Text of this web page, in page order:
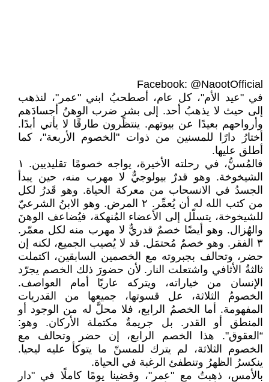
Facebook: @NaootOfficial
في "عيد الأم"، كل عام، أصطحبُ ابني "عمر"، لنذهب
إلى حيث لا يذهبُ أحد. إلى بشرٍ ضرب الوهنُ أجسادَهم
وأرواحهم بعيدًا عن بيوتهم. ينتظرون طارقًا لا يأتي أبدًا.
أختارُ دارًا للمسنين من ذوات "الخصوم الأربعة"، كما
أطلق عليها.
فالمُسنُّ، في رحلته الأخيرة، يواجه خصومًا تقليديين. ١
الشيخوخة. وهو قدرٌ بيولوجيٌّ لا مهرب منه، حين يبدأ
الجسدُ في الانسحاب من معركة الحياة. وهو قَدرُ لكل
من كتب الله له أن يُعمِّر. ٢ المرض. وهو الابنُ الشرعيّ
للشيخوخة، يتسلّل إلى الأعضاء المُنهكة، فيُضاعف الوهنَ
والهُزال. وهو أيضًا خصمٌ قدريٌّ لا مهرب منه لكل معمّر.
٣ الفقر. وهو خصمٌ مُحتمَل. قد لا يُصيب الجميع، لكنه إن
حضر، وتحالف بجبروته مع الخصمين السابقين، اكتملت
ثالثةُ الأثافي واشتعلت النار. لأن حضورَ ذلك الخصم يجرّد
الإنسان من خياراته، ويتركه عاريًا أمام العواصف.
الخصومُ الثلاثة، عل قسوتها، جميعها من القدريات
المفهومة. أما الخصمُ الرابع، فلا محلَّ له من الوجود أو
المنطق أو القدر. بل جريمةٌ مكتملة الأركان. وهو:
“العقوق". هذا الخصم الرابع، إن حضر وتحالف مع
الخصوم الثلاثة، لم يترك للمسنّ ما يتوكأ عليه ليحيا.
ينكسرُ الظهرُ وتنطفئ الرغبة في الحياة.
بالأمس، ذهبتُ مع "عمر"، وقضينا يومًا كاملًا في "دار